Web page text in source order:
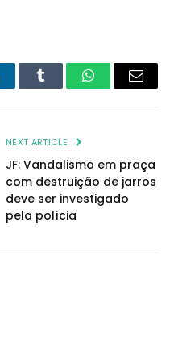
Tumblr WhatsAppEmail
NEXT ARTICLE
JF: Vandalismo em praça
com destruição de jarros
deve ser investigado
pela polícia